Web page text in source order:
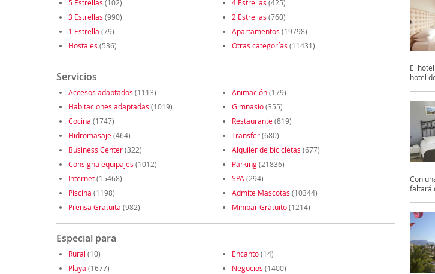
5 Estrellas (102) 4 Estrellas (425)
3 Estrellas (990) 2 Estrellas (760)
1 Estrella (79) Apartamentos (19798)
Hostales (536) Otras categorías (11431)
Servicios
Accesos adaptados (1113) Animación(179)
Habitaciones adaptadas (1019) Gimnasio(355)
Cocina (1747) Restaurante(819)
Hidromasaje(464) Transfer(680)
Business Center(322) Alquiler de bicicletas (677)
Consigna equipajes (1012) Parking(21836)
Internet(15468) SPA (294)
Piscina (1198) Admite Mascotas (10344)
Prensa Gratuita (982) Minibar Gratuito(1214)
Especial para
Rural (10) Encanto(14)
Playa (1677) Negocios (1400)
El
hotel
Con
faltará